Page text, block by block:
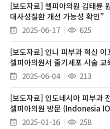
[보도자료] 셀피아의원 김태륜
대사성질환 개선 가능성 확인”
2025-06-17
625
[보도자료] 인니 피부과 혁신
셀피아의원서 줄기세포 시술
2025-06-04
213
[보도자료] 인도네시아 피부과
셀피아의원 방문 (Indonesia
2025-01-16
258